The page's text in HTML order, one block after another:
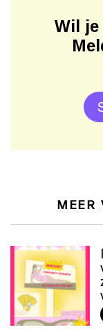
Wil je
MEER